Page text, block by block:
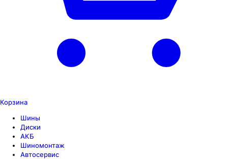
Корзина
Шины
Диски
АКБ
Шиномонтаж
Автосервис